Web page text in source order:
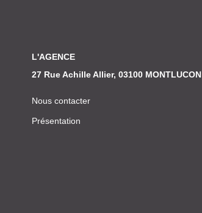
L'AGENCE
27 Rue Achille Allier, 03100 MONTLUCON
Nous contacter
Présentation